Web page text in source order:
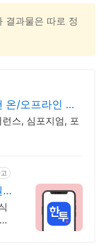
결과물은 따로 정
온/오프라인 행
스, 심포지엄, 포